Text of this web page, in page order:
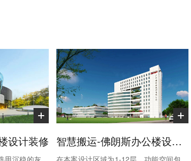
设计装修 智慧搬运-佛朗斯办公楼设计装修